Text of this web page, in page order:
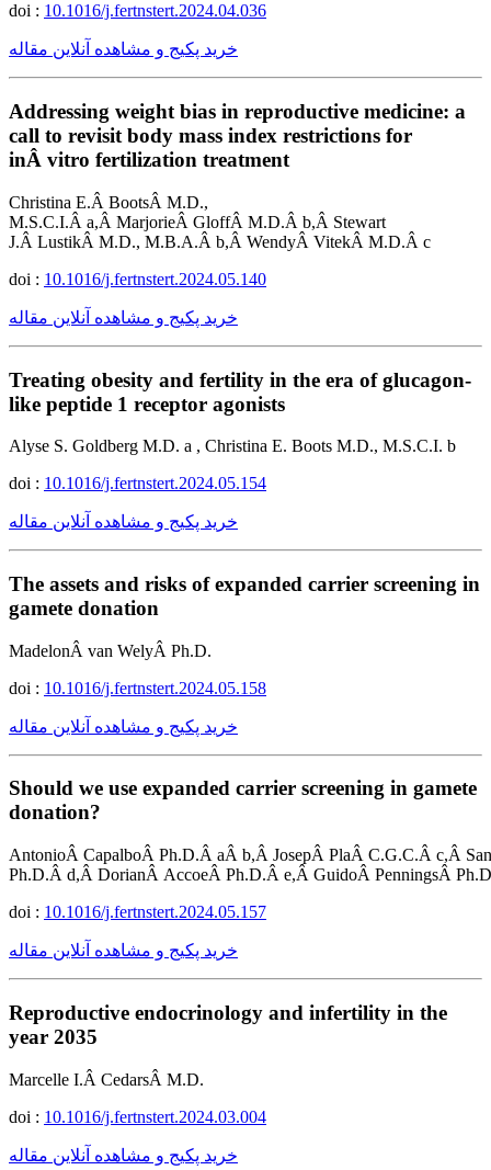
doi : 10.1016/j.fertnstert.2024.04.036
خرید پکیج و مشاهده آنلاین مقاله
Addressing weight bias in reproductive medicine: a
call to revisit body mass index restrictions for
inÂ vitro fertilization treatment
Christina E.Â BootsÂ M.D.,
M.S.C.I.Â a,Â MarjorieÂ GloffÂ M.D.Â b,Â Stewart
J.Â LustikÂ M.D., M.B.A.Â b,Â WendyÂ VitekÂ M.D.Â c
doi : 10.1016/j.fertnstert.2024.05.140
خرید پکیج و مشاهده آنلاین مقاله
Treating obesity and fertility in the era of glucagon-
like peptide 1 receptor agonists
Alyse S. Goldberg M.D. a , Christina E. Boots M.D., M.S.C.I. b
doi : 10.1016/j.fertnstert.2024.05.154
خرید پکیج و مشاهده آنلاین مقاله
The assets and risks of expanded carrier screening in
gamete donation
MadelonÂ van WelyÂ Ph.D.
doi : 10.1016/j.fertnstert.2024.05.158
خرید پکیج و مشاهده آنلاین مقاله
Should we use expanded carrier screening in gamete
donation?
AntonioÂ CapalboÂ Ph.D.Â aÂ b,Â JosepÂ PlaÂ C.G.C.Â c,Â
Ph.D.Â d,Â DorianÂ AccoeÂ Ph.D.Â e,Â GuidoÂ PenningsÂ
doi : 10.1016/j.fertnstert.2024.05.157
خرید پکیج و مشاهده آنلاین مقاله
Reproductive endocrinology and infertility in the
year 2035
Marcelle I.Â CedarsÂ M.D.
doi : 10.1016/j.fertnstert.2024.03.004
خرید پکیج و مشاهده آنلاین مقاله